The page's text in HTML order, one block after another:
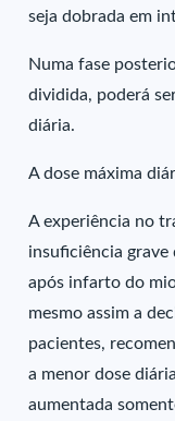
seja dobrada em
Numa fase
dividida, poderá
diária.
A dose máxima
A experiência no
insuficiência grave
após infarto do
mesmo assim a
pacientes,
a menor dose
aumentada